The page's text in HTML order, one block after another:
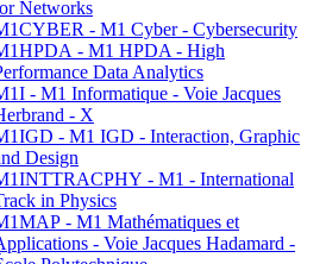
Networks
- M1 Cyber - Cybersecurity
- M1 HPDA - High
Data Analytics
- M1 Informatique - Voie Jacques
- X
- M1 IGD - Interaction, Graphic
Design
- M1 - International
in Physics
- M1 Mathématiques et
- Voie Jacques Hadamard -